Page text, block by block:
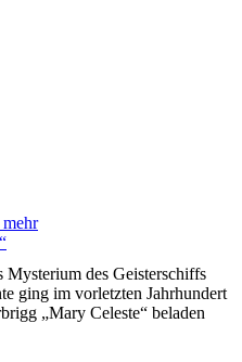
Mysterium des Geisterschiffs
ging im vorletzten Jahrhundert
„Mary Celeste“ beladen